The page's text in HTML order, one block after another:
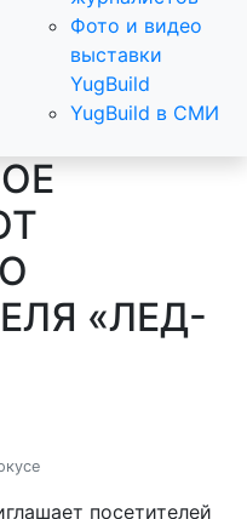
Фото и видео
выставки
YugBuild
YugBuild в СМИ
«ЛЕД-
посетителей